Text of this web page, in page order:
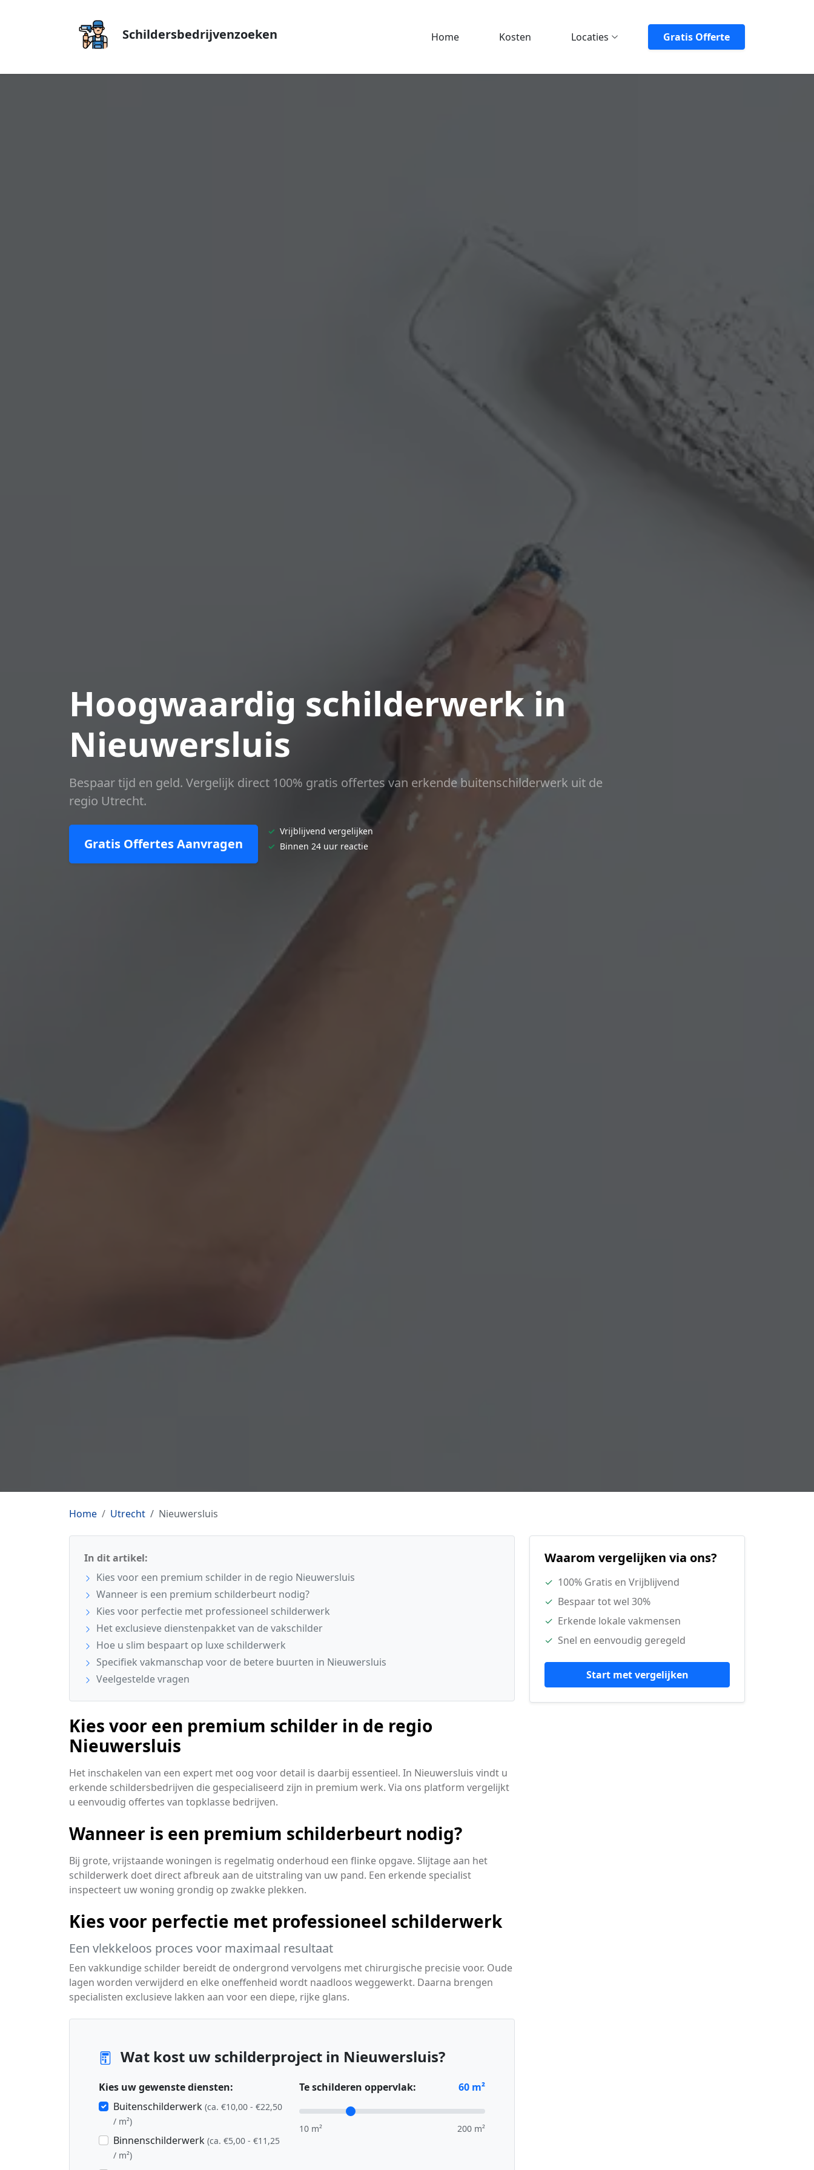
Schildersbedrijvenzoeken Home Kosten Locaties Gratis Offerte
Hoogwaardig schilderwerk in
Nieuwersluis
Bespaar tijd en geld. Vergelijk direct 100% gratis offertes van erkende buitenschilderwerk uit de
regio Utrecht.
Gratis Offertes Aanvragen
✓ Vrijblijvend vergelijken
✓ Binnen 24 uur reactie
Home Utrecht Nieuwersluis
In dit artikel:
Kies voor een premium schilder in de regio Nieuwersluis
Wanneer is een premium schilderbeurt nodig?
Kies voor perfectie met professioneel schilderwerk
Het exclusieve dienstenpakket van de vakschilder
Hoe u slim bespaart op luxe schilderwerk
Specifiek vakmanschap voor de betere buurten in Nieuwersluis
Veelgestelde vragen
Kies voor een premium schilder in de regio
Nieuwersluis
Het inschakelen van een expert met oog voor detail is daarbij essentieel. In Nieuwersluis vindt u
erkende schildersbedrijven die gespecialiseerd zijn in premium werk. Via ons platform vergelijkt
u eenvoudig offertes van topklasse bedrijven.
Wanneer is een premium schilderbeurt nodig?
Bij grote, vrijstaande woningen is regelmatig onderhoud een flinke opgave. Slijtage aan het
schilderwerk doet direct afbreuk aan de uitstraling van uw pand. Een erkende specialist
inspecteert uw woning grondig op zwakke plekken.
Kies voor perfectie met professioneel schilderwerk
Een vlekkeloos proces voor maximaal resultaat
Een vakkundige schilder bereidt de ondergrond vervolgens met chirurgische precisie voor. Oude
lagen worden verwijderd en elke oneffenheid wordt naadloos weggewerkt. Daarna brengen
specialisten exclusieve lakken aan voor een diepe, rijke glans.
Wat kost uw schilderproject in Nieuwersluis?
Kies uw gewenste diensten:
Buitenschilderwerk (ca. €10,00 - €22,50
/ m²)
Binnenschilderwerk (ca. €5,00 - €11,25
/ m²)
Te schilderen oppervlak: 60 m²
10 m² 200 m²
Waarom vergelijken via ons?
✓ 100% Gratis en Vrijblijvend
✓ Bespaar tot wel 30%
✓ Erkende lokale vakmensen
✓ Snel en eenvoudig geregeld
Start met vergelijken